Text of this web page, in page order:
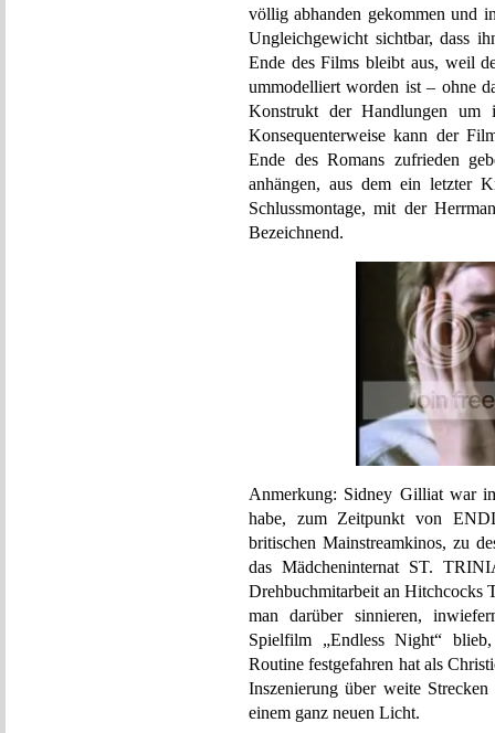
völlig abhanden gekommen und
Ungleichgewicht sichtbar, dass
Ende des Films bleibt aus, weil
ummodelliert worden ist – ohne
Konstrukt der Handlungen um
Konsequenterweise kann der
Ende des Romans zufrieden
anhängen, aus dem ein letzter
Schlussmontage, mit der
Bezeichnend.
Anmerkung: Sidney Gilliat war
habe, zum Zeitpunkt von
britischen Mainstreamkinos, zu
das Mädcheninternat ST.
Drehbuchmitarbeit an
man darüber sinnieren,
Spielfilm „Endless Night“
Routine festgefahren hat als
Inszenierung über weite
einem ganz neuen Licht.